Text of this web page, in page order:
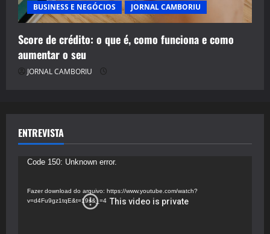
BUSINESS E NEGÓCIOS JORNAL CAMBORIU
Score de crédito: o que é, como funciona e como
aumentar o seu
JORNAL CAMBORIU
ENTREVISTA
Tocador
vídeo
Code 150: Unknown error.
Fazer download do arquivo: https://www.youtube.com/watch?
v=d4Fu9gz1tqE&t=19s&_=4